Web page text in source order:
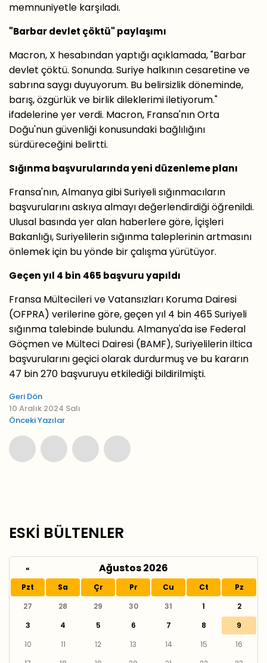
memnuniyetle karşıladı.
"Barbar devlet çöktü" paylaşımı
Macron, X hesabından yaptığı açıklamada, "Barbar
devlet çöktü. Sonunda. Suriye halkının cesaretine ve
sabrına saygı duyuyorum. Bu belirsizlik döneminde,
barış, özgürlük ve birlik dileklerimi iletiyorum."
ifadelerine yer verdi. Macron, Fransa'nın Orta
Doğu'nun güvenliği konusundaki bağlılığını
sürdüreceğini belirtti.
Sığınma başvurularında yeni düzenleme planı
Fransa'nın, Almanya gibi Suriyeli sığınmacıların
başvurularını askıya almayı değerlendirdiği öğrenildi.
Ulusal basında yer alan haberlere göre, İçişleri
Bakanlığı, Suriyelilerin sığınma taleplerinin artmasını
önlemek için bu yönde bir çalışma yürütüyor.
Geçen yıl 4 bin 465 başvuru yapıldı
Fransa Mültecileri ve Vatansızları Koruma Dairesi
(OFPRA) verilerine göre, geçen yıl 4 bin 465 Suriyeli
sığınma talebinde bulundu. Almanya'da ise Federal
Göçmen ve Mülteci Dairesi (BAMF), Suriyelilerin iltica
başvurularını geçici olarak durdurmuş ve bu kararın
47 bin 270 başvuruyu etkilediği bildirilmişti.
Geri Dön
10 Aralık 2024 Salı
Önceki Yazılar
ESKİ BÜLTENLER
« Ağustos 2026
Pzt Sa Çr Pr Cu Ct
Pz
27
28 29 30 31 1
2
3
4 5 6 7 8
9
10
11 12 13 14 15
16